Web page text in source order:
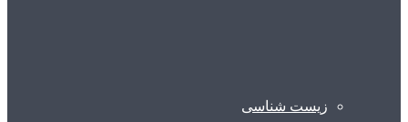
زیست شناسی